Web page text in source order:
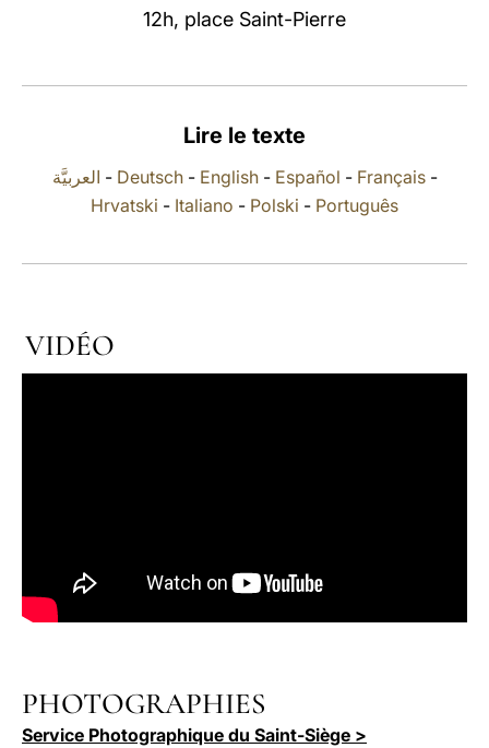
12h, place Saint-Pierre
Lire le texte
العربيَّة - Deutsch- English- Español - Français-
Hrvatski - Italiano - Polski - Português
VIDÉO
PHOTOGRAPHIES
Service Photographique du Saint-Siège >